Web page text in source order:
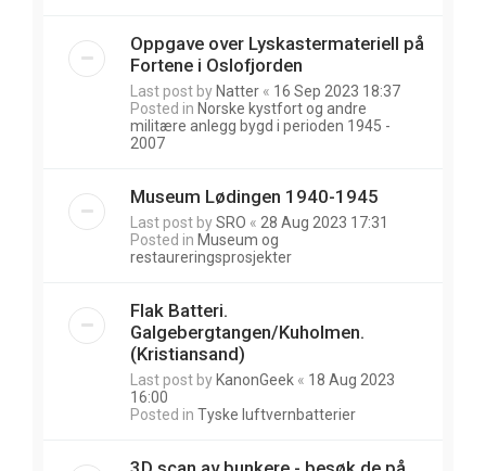
Oppgave over Lyskastermateriell på
Fortene i Oslofjorden
Last post by Natter « 16 Sep 2023 18:37
Posted in Norske kystfort og andre
militære anlegg bygd i perioden 1945 -
2007
Museum Lødingen 1940-1945
Last post bySRO « 28 Aug 2023 17:31
Posted in Museum og
restaureringsprosjekter
Flak Batteri.
Galgebergtangen/Kuholmen.
(Kristiansand)
Last post by KanonGeek « 18 Aug 2023
16:00
Posted in Tyske luftvernbatterier